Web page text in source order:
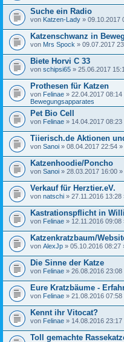
Suche ein Radio
von Katzen-Lady » 09.10.2017
Katzenschwanz in
von Mrs Spock » 09.07.2017
Biete Horvi C 33
von schipsi65 » 25.06.2017
Prothesen für Katzen
von Felinae » 22.04.2017 08:14
Bewegungsapparates
Pet Bio Cell
von Felinae » 14.04.2017 08:23
Tiierisch.de Aktionen
von Sanoi » 08.04.2017 22:54 »
Katzenhoodie/Poncho
von Sanoi » 28.03.2017 16:00 »
Verkauf für Herztier.eV.
von natschi » 27.11.2016 13:28
Kastrationspflicht in
von Felinae » 12.11.2016 09:08
Katzenkratzbaum/
von AlexJp » 05.10.2016 08:27
Die Sinne der Katze
von Felinae » 26.08.2016 23:08
Eure Kratzbäume -
von Felinae » 21.08.2016 07:58
Kennt ihr Vitocat?
von Felinae » 14.08.2016 23:17
Toll gemachte